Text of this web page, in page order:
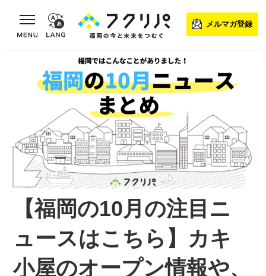
toggle navigation
メルマガ登録
【福岡の10月の注目ニ
ュースはこちら】カキ
小屋のオープン情報や、